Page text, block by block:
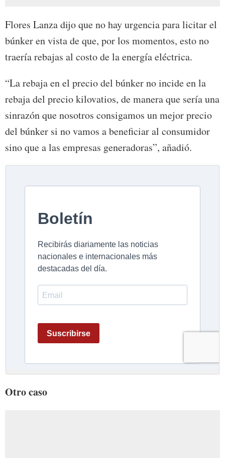
Flores Lanza dijo que no hay urgencia para licitar el
búnker en vista de que, por los momentos, esto no
traería rebajas al costo de la energía eléctrica.
“La rebaja en el precio del búnker no incide en la
rebaja del precio kilovatios, de manera que sería una
sinrazón que nosotros consigamos un mejor precio
del búnker si no vamos a beneficiar al consumidor
sino que a las empresas generadoras”, añadió.
Otro caso